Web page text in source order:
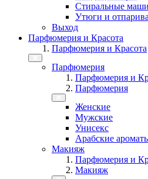
Стиральные
Утюги и
Выход
Парфюмерия и Красота
Парфюмерия и Красота
Парфюмерия
Парфюмерия и
Парфюмерия
Женские
Мужские
Унисекс
Арабские
Макияж
Парфюмерия и
Макияж